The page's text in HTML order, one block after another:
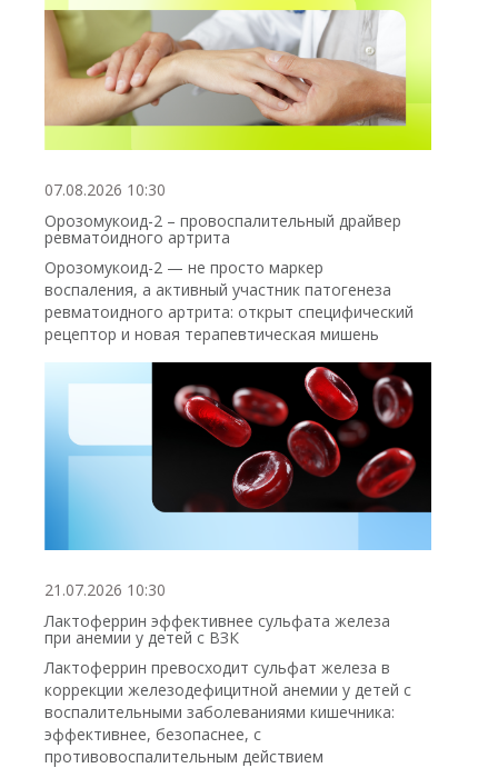
07.08.2026 10:30
Орозомукоид-2 – провоспалительный драйвер
ревматоидного артрита
Орозомукоид-2 — не просто маркер
воспаления, а активный участник патогенеза
ревматоидного артрита: открыт специфический
рецептор и новая терапевтическая мишень
21.07.2026 10:30
Лактоферрин эффективнее сульфата железа
при анемии у детей с ВЗК
Лактоферрин превосходит сульфат железа в
коррекции железодефицитной анемии у детей с
воспалительными заболеваниями кишечника:
эффективнее, безопаснее, с
противовоспалительным действием